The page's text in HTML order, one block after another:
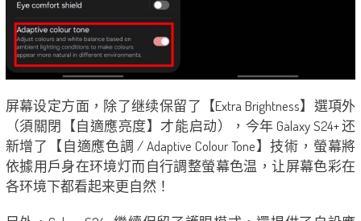
屏幕设定方面，除了继续保留了【Extra Brightness】選項外
（須關閉【自適應亮度】才能启动），今年 Galaxy S24+ 还
新增了【自適應色調 / Adaptive Colour Tone】技術，螢幕將
依據用戶身在环境灯而自行調整螢幕色温，让屏幕色彩在
各环境下都看起来更自然！